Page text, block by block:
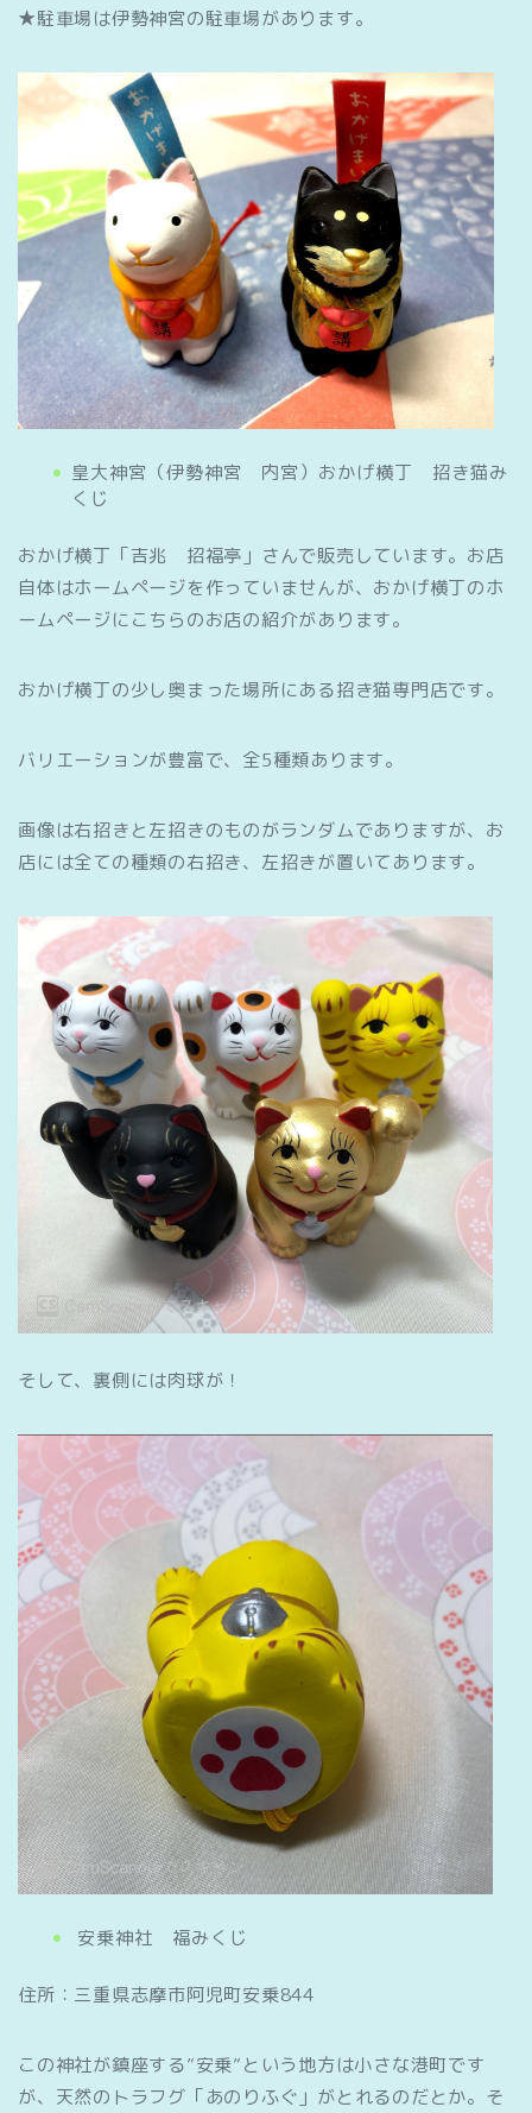
★駐車場は伊勢神宮の駐車場があります。
皇大神宮（伊勢神宮 内宮）おかげ横丁 招き猫み
くじ
おかげ横丁「吉兆 招福亭」さんで販売しています。お店
自体はホームページを作っていませんが、おかげ横丁のホ
ームページにこちらのお店の紹介があります。
おかげ横丁の少し奥まった場所にある招き猫専門店です。
バリエーションが豊富で、全5種類あります。
画像は右招きと左招きのものがランダムでありますが、お
店には全ての種類の右招き、左招きが置いてあります。
そして、裏側には肉球が！
安乗神社 福みくじ
住所：三重県志摩市阿児町安乗844
この神社が鎮座する”安乗”という地方は小さな港町です
が、天然のトラフグ「あのりふぐ」がとれるのだとか。そ